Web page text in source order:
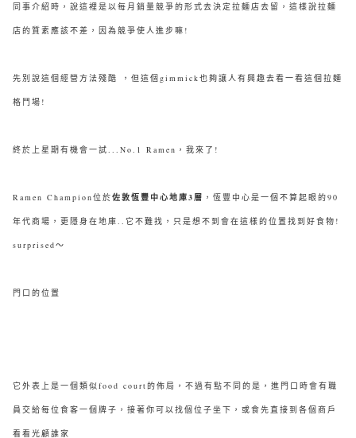
同事介紹時，說這裡是以每月銷量競爭的形式去決定拉麵店去留，這樣說拉麵
店的質素應該不差，因為競爭使人進步嘛!
先別說這個經營方法殘酷 ，但這個gimmick也夠讓人有興趣去看一看這個拉麵
格鬥場!
終於上星期有機會一試...No.1 Ramen，我來了!
Ramen Champion位於佐敦恆豐中心地庫3層 ， 恆豐中心是一個不算起眼的90
年代商場，更隱身在地庫..它不難找，只是想不到會在這樣的位置找到好食物!
surprised～
門口的位置
它外表上是一個類似food court的佈局，不過有點不同的是，進門口時會有職
員交給每位食客一個牌子，接著你可以找個位子坐下，或食先直接到各個商戶
看看光顧誰家